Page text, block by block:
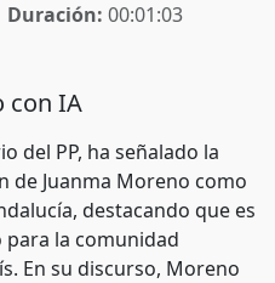
Duración: 00:01:03
con IA
del PP, ha señalado la
de Juanma Moreno como
destacando que es
la comunidad
En su discurso, Moreno